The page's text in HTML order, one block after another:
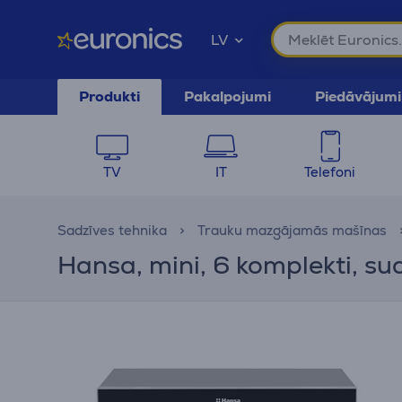
LV
Produkti Pakalpojumi Piedāvājumi
TV IT Telefoni
Sadzīves tehnika Trauku mazgājamās mašīnas
Hansa, mini, 6 komplekti,